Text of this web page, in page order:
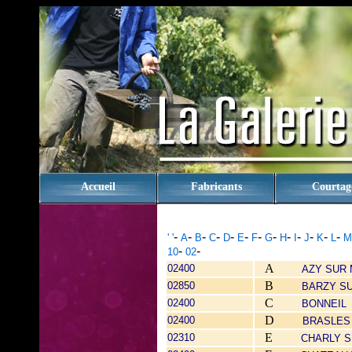
Accueil Fabricants
' '- A- B- C- D- E- F- G- H- - J- K- L- M
10- 02-
02400 A AZY SUR
02850
B
BARZY
02400
C
BONNEIL
02400
D
BRASLES
02310
E CHARLY